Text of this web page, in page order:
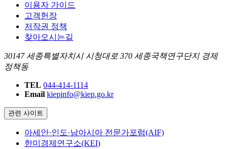
이용자 가이드
고객헌장
저작권 정책
찾아오시는길
30147 세종특별자치시 시청대로 370 세종국책연구단지 경제
정책동
TEL 044-414-1114
Email kiepinfo@kiep.go.kr
관련 사이트
아세안·인도·남아시아 전문가포럼(AIF)
한미경제연구소(KEI)